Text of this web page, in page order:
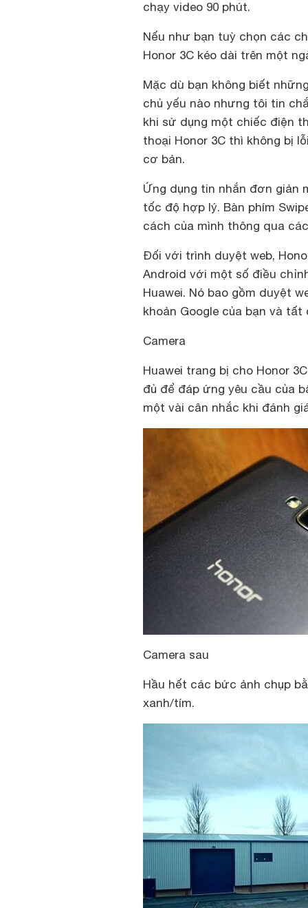
chạy video 90 phút.
Nếu như bạn tuỳ chọn các
Honor 3C kéo dài trên một
Mặc dù bạn không biết
chủ yếu nào nhưng tôi tin
khi sử dụng một chiếc điện
thoại Honor 3C thì không bị
cơ bản.
Ứng dụng tin nhắn đơn giản
tốc độ hợp lý. Bàn phím
cách của mình thông qua
Đối với trình duyệt web,
Android với một số điều
Huawei. Nó bao gồm duyệt
khoản Google của bạn và
Camera
Huawei trang bị cho Honor
đủ để đáp ứng yêu cầu của
một vài cân nhắc khi đánh
Camera sau
Hầu hết các bức ảnh chụp
xanh/tím.